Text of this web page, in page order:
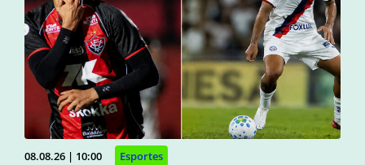
08.08.26 | 10:00 Esportes